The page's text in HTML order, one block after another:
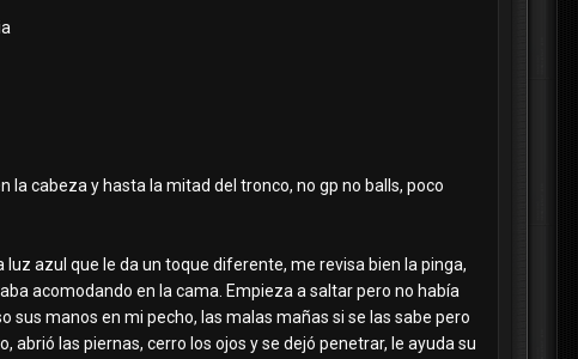
la cabeza y hasta la mitad del tronco, no gp no balls, poco
azul que le da un toque diferente, me revisa bien la pinga,
acomodando en la cama. Empieza a saltar pero no había
sus manos en mi pecho, las malas mañas si se las sabe pero
las piernas, cerro los ojos y se dejó penetrar, le ayuda su